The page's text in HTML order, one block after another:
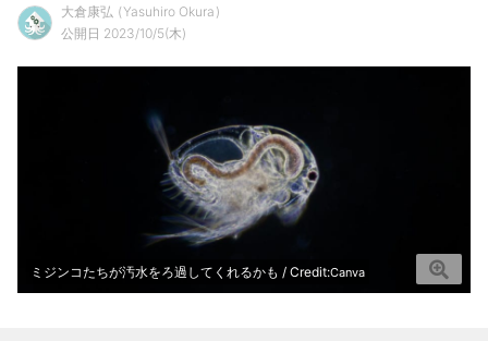
大倉康弘
Yasuhiro Okura
公開日 2023/10/5(木)
ミジンコたちが汚水をろ過してくれるかも / Credit:Canva